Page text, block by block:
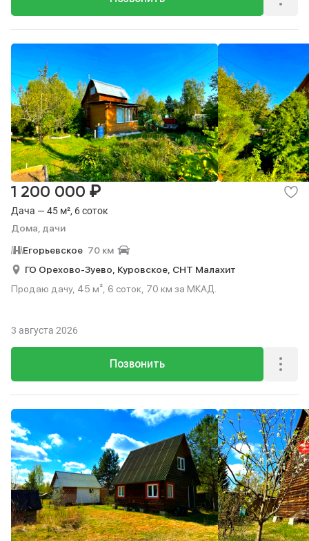
Дача — 45 м², 6 соток
Дома, дачи
1 200 000 ₽
Егорьевское 70 км
ГО Орехово-Зуево, Куровское, СНТ Малахит
Продаю дачу, 45 м², 6 соток, 70 км за МКАД.
Позвонить
3 августа 2026